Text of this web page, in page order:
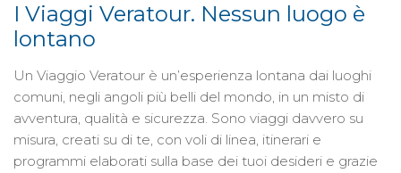
I Viaggi Veratour. Nessun luogo è
lontano
Un Viaggio Veratour è un’esperienza lontana dai luoghi
comuni, negli angoli più belli del mondo, in un misto di
avventura, qualità e sicurezza. Sono viaggi davvero su
misura, creati su di te, con voli di linea, itinerari e
programmi elaborati sulla base dei tuoi desideri e grazie